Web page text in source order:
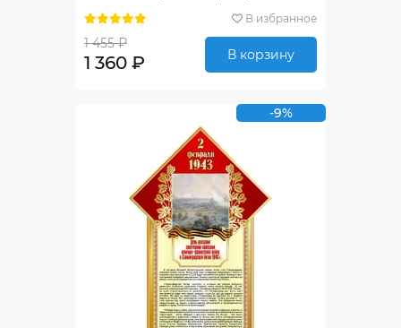
В избранное
1 455 ₽
1 360 ₽ В корзину
-9%